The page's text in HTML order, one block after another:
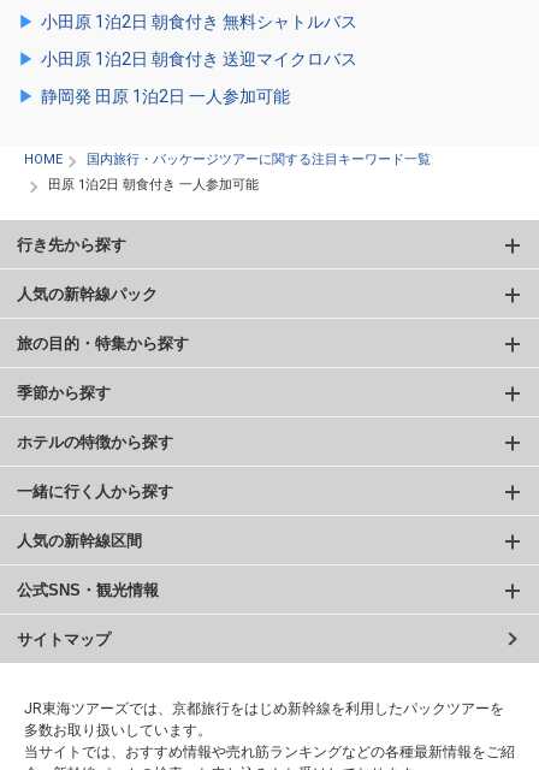
小田原 1泊2日 朝食付き 無料シャトルバス
小田原 1泊2日 朝食付き 送迎マイクロバス
静岡発 田原 1泊2日 一人参加可能
HOME
国内旅行・パッケージツアーに関する注目キーワード一覧
田原 1泊2日 朝食付き 一人参加可能
行き先から探す
人気の新幹線パック
旅の目的・特集から探す
季節から探す
ホテルの特徴から探す
一緒に行く人から探す
人気の新幹線区間
公式SNS・観光情報
サイトマップ
JR東海ツアーズでは、京都旅行をはじめ新幹線を利用したパックツアーを
多数お取り扱いしています。
当サイトでは、おすすめ情報や売れ筋ランキングなどの各種最新情報をご紹